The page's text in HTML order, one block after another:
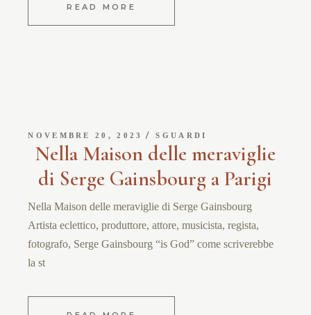
READ MORE
NOVEMBRE 20, 2023 SGUARDI
Nella Maison delle meraviglie
di Serge Gainsbourg a Parigi
Nella Maison delle meraviglie di Serge Gainsbourg
Artista eclettico, produttore, attore, musicista, regista,
fotografo, Serge Gainsbourg “is God” come scriverebbe
la st